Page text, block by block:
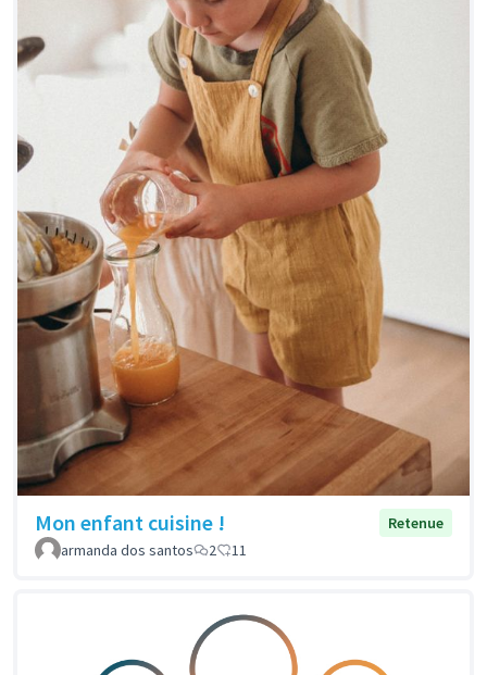
Mon enfant cuisine !
Retenue
armanda dos santos
2 11